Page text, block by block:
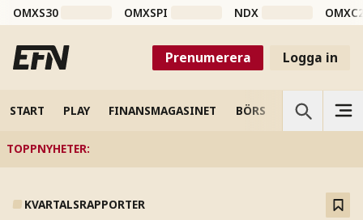
OMXS30 OMXSPI NDX
Prenumerera Logga in
START PLAY FINANSMAGASINET BÖRS VETENSKAP
TOPPNYHETER:
KVARTALSRAPPORTER